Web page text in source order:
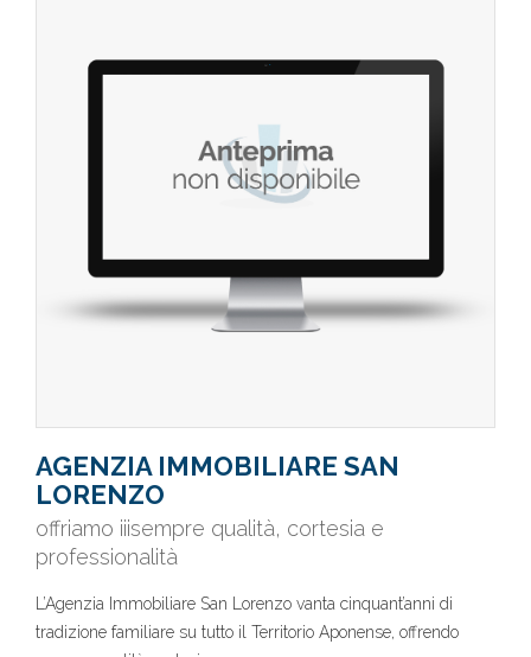
AGENZIA IMMOBILIARE SAN
LORENZO
offriamo iiisempre qualità, cortesia e
professionalità
L’Agenzia Immobiliare San Lorenzo vanta cinquant’anni di
tradizione familiare su tutto il Territorio Aponense, offrendo